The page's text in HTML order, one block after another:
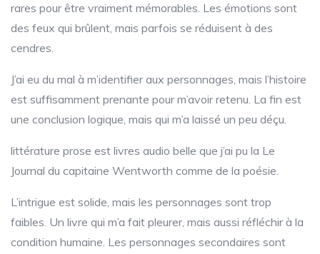
rares pour être vraiment mémorables. Les émotions sont
des feux qui brûlent, mais parfois se réduisent à des
cendres.
J’ai eu du mal à m’identifier aux personnages, mais l’histoire
est suffisamment prenante pour m’avoir retenu. La fin est
une conclusion logique, mais qui m’a laissé un peu déçu.
littérature prose est livres audio belle que j’ai pu la Le
Journal du capitaine Wentworth comme de la poésie.
L’intrigue est solide, mais les personnages sont trop
faibles. Un livre qui m’a fait pleurer, mais aussi réfléchir à la
condition humaine. Les personnages secondaires sont